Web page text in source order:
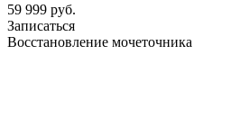
59 999 руб.
Записаться
Восстановление мочеточника